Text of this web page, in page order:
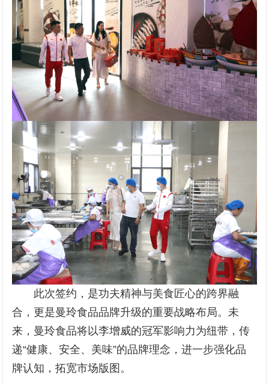
此次签约，是功夫精神与美食匠心的跨界融
合，更是曼玲食品品牌升级的重要战略布局。未
来，曼玲食品将以李增威的冠军影响力为纽带，传
递“健康、安全、美味”的品牌理念，进一步强化品
牌认知，拓宽市场版图。